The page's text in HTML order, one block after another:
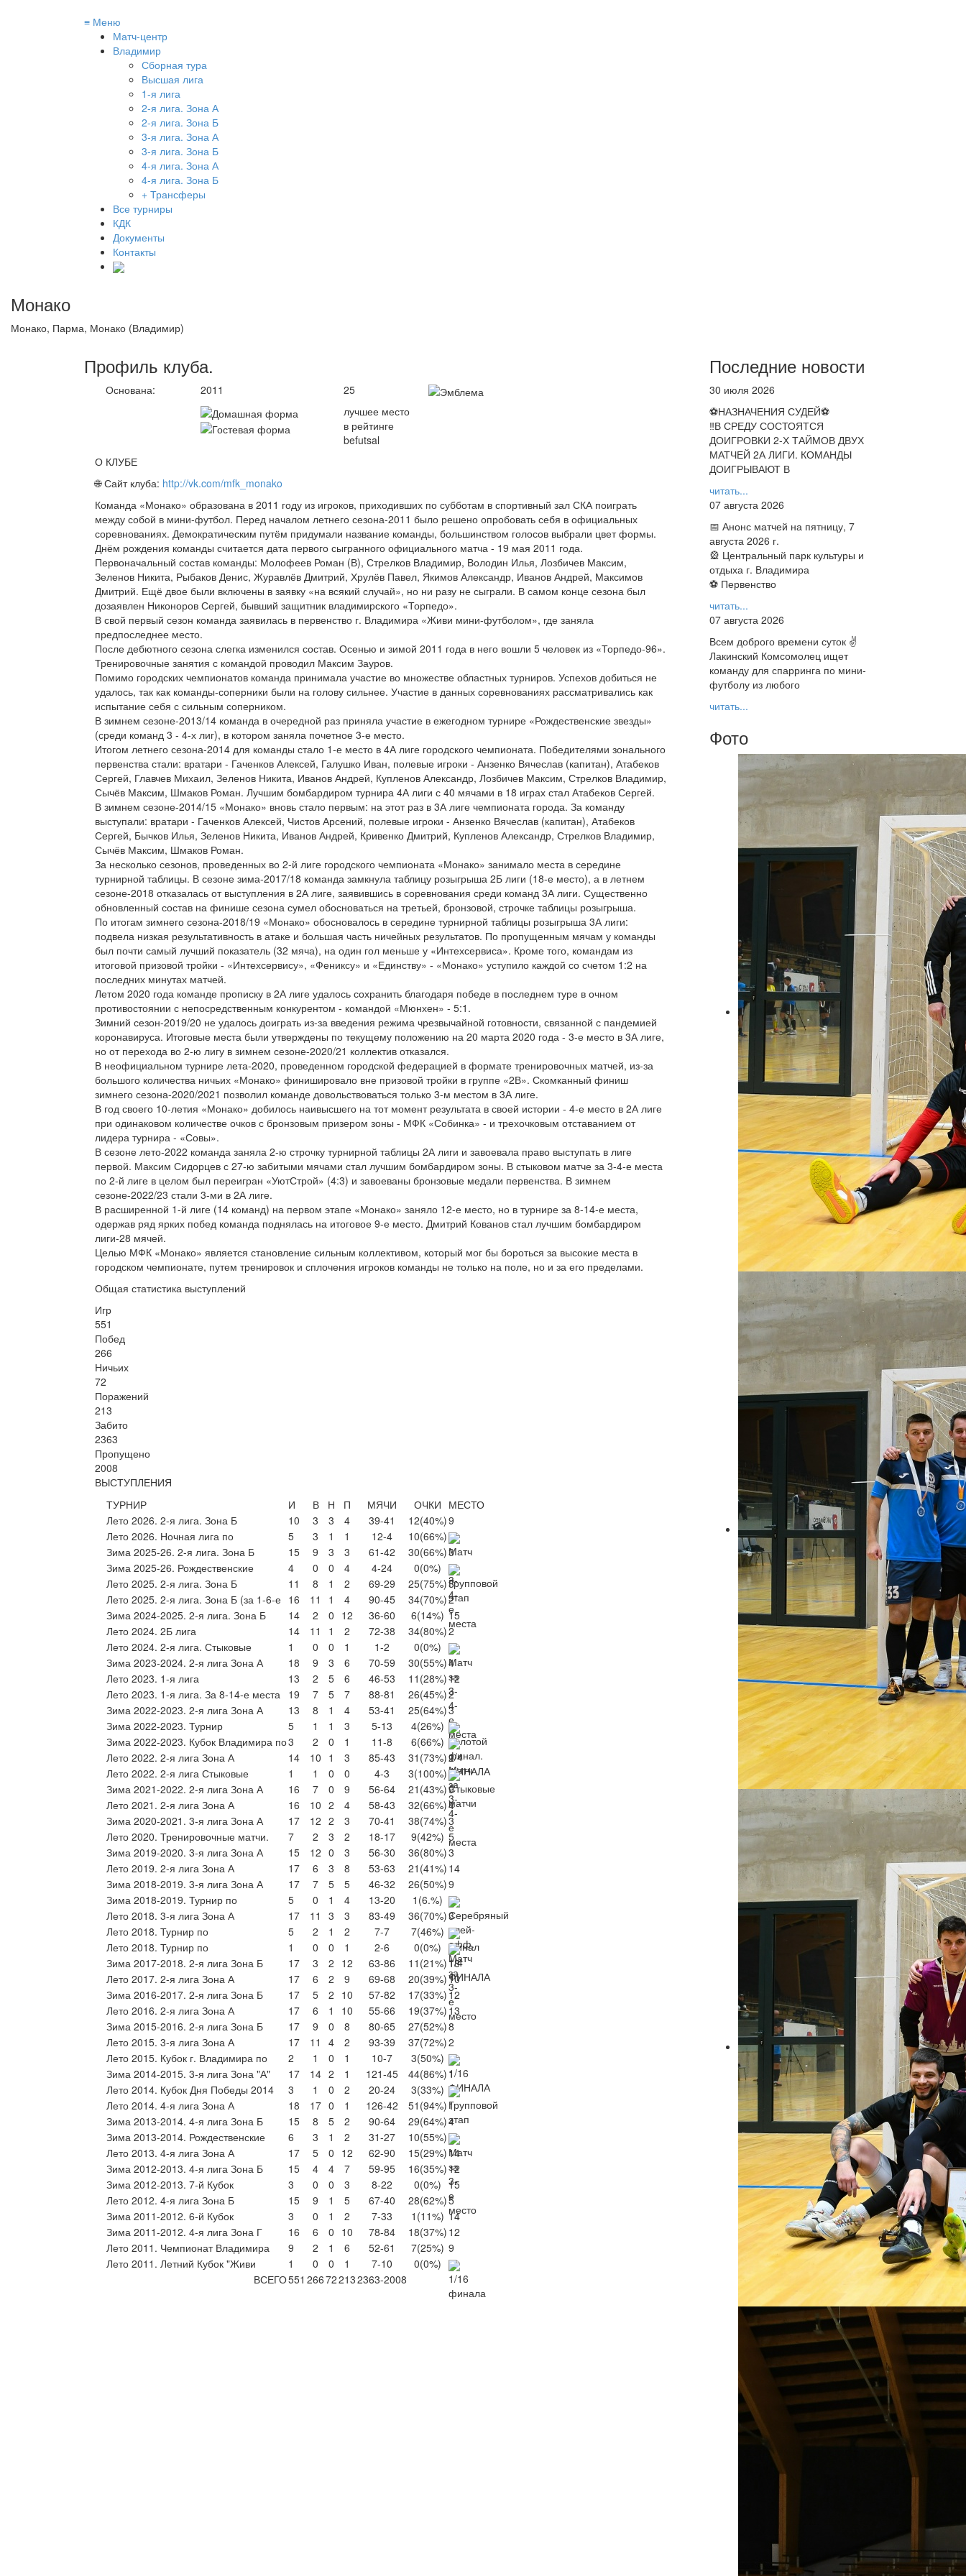
≡ Меню
Матч-центр
Владимир
Сборная тура
Высшая лига
1-я лига
2-я лига. Зона А
2-я лига. Зона Б
3-я лига. Зона А
3-я лига. Зона Б
4-я лига. Зона А
4-я лига. Зона Б
+ Трансферы
Все турниры
КДК
Документы
Контакты
Монако
Монако, Парма, Монако (Владимир)
Профиль клуба.
Основана: 2011
25
лучшее место
в рейтинге
befutsal
О КЛУБЕ
🌐 Сайт клуба: http://vk.com/mfk_monako
Команда «Монако» образована в 2011 году из игроков, приходивших по субботам в спортивный зал СКА поиграть
между собой в мини-футбол. Перед началом летнего сезона-2011 было решено опробовать себя в официальных
соревнованиях. Демократическим путём придумали название команды, большинством голосов выбрали цвет формы.
Днём рождения команды считается дата первого сыгранного официального матча - 19 мая 2011 года.
Первоначальный состав команды: Молофеев Роман (В), Стрелков Владимир, Володин Илья, Лозбичев Максим,
Зеленов Никита, Рыбаков Денис, Журавлёв Дмитрий, Хрулёв Павел, Якимов Александр, Иванов Андрей, Максимов
Дмитрий. Ещё двое были включены в заявку «на всякий случай», но ни разу не сыграли. В самом конце сезона был
дозаявлен Никоноров Сергей, бывший защитник владимирского «Торпедо».
В свой первый сезон команда заявилась в первенство г. Владимира «Живи мини-футболом», где заняла
предпоследнее место.
После дебютного сезона слегка изменился состав. Осенью и зимой 2011 года в него вошли 5 человек из «Торпедо-96».
Тренировочные занятия с командой проводил Максим Зауров.
Помимо городских чемпионатов команда принимала участие во множестве областных турниров. Успехов добиться не
удалось, так как команды-соперники были на голову сильнее. Участие в данных соревнованиях рассматривались как
испытание себя с сильным соперником.
В зимнем сезоне-2013/14 команда в очередной раз приняла участие в ежегодном турнире «Рождественские звезды»
(среди команд 3 - 4-х лиг), в котором заняла почетное 3-е место.
Итогом летнего сезона-2014 для команды стало 1-е место в 4А лиге городского чемпионата. Победителями зонального
первенства стали: вратари - Гаченков Алексей, Галушко Иван, полевые игроки - Анзенко Вячеслав (капитан), Атабеков
Сергей, Главчев Михаил, Зеленов Никита, Иванов Андрей, Купленов Александр, Лозбичев Максим, Стрелков Владимир,
Сычёв Максим, Шмаков Роман. Лучшим бомбардиром турнира 4А лиги с 40 мячами в 18 играх стал Атабеков Сергей.
В зимнем сезоне-2014/15 «Монако» вновь стало первым: на этот раз в 3А лиге чемпионата города. За команду
выступали: вратари - Гаченков Алексей, Чистов Арсений, полевые игроки - Анзенко Вячеслав (капитан), Атабеков
Сергей, Бычков Илья, Зеленов Никита, Иванов Андрей, Кривенко Дмитрий, Купленов Александр, Стрелков Владимир,
Сычёв Максим, Шмаков Роман.
За несколько сезонов, проведенных во 2-й лиге городского чемпионата «Монако» занимало места в середине
турнирной таблицы. В сезоне зима-2017/18 команда замкнула таблицу розыгрыша 2Б лиги (18-е место), а в летнем
сезоне-2018 отказалась от выступления в 2А лиге, заявившись в соревнования среди команд 3А лиги. Существенно
обновленный состав на финише сезона сумел обосноваться на третьей, бронзовой, строчке таблицы розыгрыша.
По итогам зимнего сезона-2018/19 «Монако» обосновалось в середине турнирной таблицы розыгрыша 3А лиги:
подвела низкая результативность в атаке и большая часть ничейных результатов. По пропущенным мячам у команды
был почти самый лучший показатель (32 мяча), на один гол меньше у «Интехсервиса». Кроме того, командам из
итоговой призовой тройки - «Интехсервису», «Фениксу» и «Единству» - «Монако» уступило каждой со счетом 1:2 на
последних минутах матчей.
Летом 2020 года команде прописку в 2А лиге удалось сохранить благодаря победе в последнем туре в очном
противостоянии с непосредственным конкурентом - командой «Мюнхен» - 5:1.
Зимний сезон-2019/20 не удалось доиграть из-за введения режима чрезвычайной готовности, связанной с пандемией
коронавируса. Итоговые места были утверждены по текущему положению на 20 марта 2020 года - 3-е место в 3А лиге,
но от перехода во 2-ю лигу в зимнем сезоне-2020/21 коллектив отказался.
В неофициальном турнире лета-2020, проведенном городской федерацией в формате тренировочных матчей, из-за
большого количества ничьих «Монако» финишировало вне призовой тройки в группе «2В». Скомканный финиш
зимнего сезона-2020/2021 позволил команде довольствоваться только 3-м местом в 3А лиге.
В год своего 10-летия «Монако» добилось наивысшего на тот момент результата в своей истории - 4-е место в 2А лиге
при одинаковом количестве очков с бронзовым призером зоны - МФК «Собинка» - и трехочковым отставанием от
лидера турнира - «Совы».
В сезоне лето-2022 команда заняла 2-ю строчку турнирной таблицы 2А лиги и завоевала право выступать в лиге
первой. Максим Сидорцев с 27-ю забитыми мячами стал лучшим бомбардиром зоны. В стыковом матче за 3-4-е места
по 2-й лиге в целом был переигран «УютСтрой» (4:3) и завоеваны бронзовые медали первенства. В зимнем
сезоне-2022/23 стали 3-ми в 2А лиге.
В расширенной 1-й лиге (14 команд) на первом этапе «Монако» заняло 12-е место, но в турнире за 8-14-е места,
одержав ряд ярких побед команда поднялась на итоговое 9-е место. Дмитрий Кованов стал лучшим бомбардиром
лиги-28 мячей.
Целью МФК «Монако» является становление сильным коллективом, который мог бы бороться за высокие места в
городском чемпионате, путем тренировок и сплочения игроков команды не только на поле, но и за его пределами.
Общая статистика выступлений
Игр
551
Побед
266
Ничьих
72
Поражений
213
Забито
2363
Пропущено
2008
ВЫСТУПЛЕНИЯ
ТУРНИР
И В Н П МЯЧИ ОЧКИ МЕСТО
Лето 2026. 2-я лига. Зона Б
10 3 3 4 39-41 12(40%)9
Лето 2026. Ночная лига по
5 3 1 1 12-4 10(66%)
Зима 2025-26. 2-я лига. Зона Б
15 9 3 3 61-42 30(66%)3
Зима 2025-26. Рождественские
4 0 0 4 4-24 0(0%)
Лето 2025. 2-я лига. Зона Б
11 8 1 2 69-29 25(75%)3
Лето 2025. 2-я лига. Зона Б (за 1-6-е 16 11 1 4 90-45 34(70%)2
Зима 2024-2025. 2-я лига. Зона Б
14 2 0 12 36-60 6(14%) 15
Лето 2024. 2Б лига
14 11 1 2 72-38 34(80%)2
Лето 2024. 2-я лига. Стыковые
1 0 0 1 1-2 0(0%)
Зима 2023-2024. 2-я лига Зона А
18 9 3 6 70-59 30(55%)4
Лето 2023. 1-я лига
13 2 5 6 46-53 11 (28%)12
Лето 2023. 1-я лига. За 8-14-е места 19 7 5 7 88-81 26(45%)2
Зима 2022-2023. 2-я лига Зона А
13 8 1 4 53-41 25(64%)3
Зима 2022-2023. Турнир
5 1 1 3 5-13 4(26%)
Зима 2022-2023. Кубок Владимира по3 2 0 1 11-8 6(66%)
Лето 2022. 2-я лига Зона А
14 10 1 3 85-43 31 (73%)2
Лето 2022. 2-я лига Стыковые
1 1 0 0 4-3 3(100%)
Зима 2021-2022. 2-я лига Зона А
16 7 0 9 56-64 21 (43%)9
Лето 2021. 2-я лига Зона А
16 10 2 4 58-43 32(66%)4
Зима 2020-2021. 3-я лига Зона А
17 12 2 3 70-41 38(74%)3
Лето 2020. Тренировочные матчи.
7 2 3 2 18-17 9(42%) 5
Зима 2019-2020. 3-я лига Зона А
15 12 0 3 56-30 36(80%)3
Лето 2019. 2-я лига Зона А
17 6 3 8 53-63 21 (41%) 14
Зима 2018-2019. 3-я лига Зона А
17 7 5 5 46-32 26(50%)9
Зима 2018-2019. Турнир по
5 0 1 4 13-20 1 (6.%)
Лето 2018. 3-я лига Зона А
17 11 3 3 83-49 36(70%)3
Лето 2018. Турнир по
5 2 1 2 7-7 7(46%)
Лето 2018. Турнир по
1 0 0 1 2-6 0(0%)
Зима 2017-2018. 2-я лига Зона Б
17 3 2 12 63-86 11 (21%) 18
Лето 2017. 2-я лига Зона А
17 6 2 9 69-68 20(39%)10
Зима 2016-2017. 2-я лига Зона Б
17 5 2 10 57-82 17(33%)12
Лето 2016. 2-я лига Зона А
17 6 1 10 55-66 19(37%) 13
Зима 2015-2016. 2-я лига Зона Б
17 9 0 8 80-65 27(52%)8
Лето 2015. 3-я лига Зона А
17 11 4 2 93-39 37(72%)2
Лето 2015. Кубок г. Владимира по
2 1 0 1 10-7 3(50%)
Зима 2014-2015. 3-я лига Зона "А"
17 14 2 1 121-45 44(86%) 1
Лето 2014. Кубок Дня Победы 2014
3 1 0 2 20-24 3(33%)
Лето 2014. 4-я лига Зона А
18 17 0 1 126-42 51 (94%) 1
Зима 2013-2014. 4-я лига Зона Б
15 8 5 2 90-64 29(64%)4
Зима 2013-2014. Рождественские
6 3 1 2 31-27 10(55%)
Лето 2013. 4-я лига Зона А
17 5 0 12 62-90 15(29%) 14
Зима 2012-2013. 4-я лига Зона Б
15 4 4 7 59-95 16(35%)12
Зима 2012-2013. 7-й Кубок
3 0 0 3 8-22 0(0%) 15
Лето 2012. 4-я лига Зона Б
15 9 1 5 67-40 28(62%)5
Зима 2011-2012. 6-й Кубок
3 0 1 2 7-33 1 (11%) 14
Зима 2011-2012. 4-я лига Зона Г
16 6 0 10 78-84 18(37%) 12
Лето 2011. Чемпионат Владимира
9 2 1 6 52-61 7(25%) 9
Лето 2011. Летний Кубок "Живи
1 0 0 1 7-10 0(0%)
ВСЕГО551 266722132363-2008
Последние новости
30 июля 2026
⚽НАЗНАЧЕНИЯ СУДЕЙ⚽
‼В СРЕДУ СОСТОЯТСЯ
ДОИГРОВКИ 2-Х ТАЙМОВ ДВУХ
МАТЧЕЙ 2А ЛИГИ. КОМАНДЫ
ДОИГРЫВАЮТ В
читать...
07 августа 2026
📅 Анонс матчей на пятницу, 7
августа 2026 г.
🎡 Центральный парк культуры и
отдыха г. Владимира
⚽ Первенство
читать...
07 августа 2026
Всем доброго времени суток ✌
Лакинский Комсомолец ищет
команду для спарринга по мини-
футболу из любого
читать...
Фото